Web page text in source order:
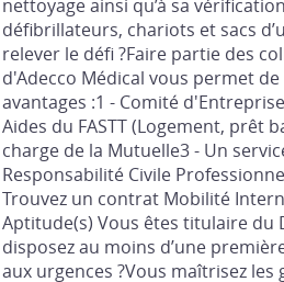
nettoyage ainsi qu’à sa
défibrillateurs, chariots et sacs
relever le défi ?Faire partie des
d'Adecco Médical vous permet
avantages :1 - Comité
Aides du FASTT (Logement, prêt
charge de la Mutuelle3 - Un
Responsabilité Civile
Trouvez un contrat Mobilité
Aptitude(s) Vous êtes titulaire du
disposez au moins d’une
aux urgences ?Vous maîtrisez les